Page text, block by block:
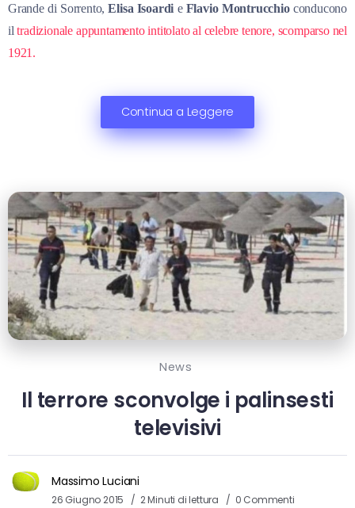
Grande di Sorrento,Elisa Isoardi e Flavio Montrucchioconducono
iltradizionale appuntamento intitolato al celebre tenore, scomparso nel
1921.
Continua a Leggere
News
Il terrore sconvolge i palinsesti
televisivi
Massimo Luciani
26 Giugno 2015 2 Minuti di lettura 0 Commenti